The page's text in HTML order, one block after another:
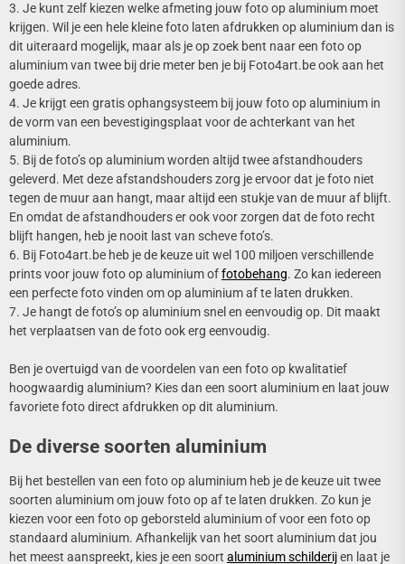
3. Je kunt zelf kiezen welke afmeting jouw foto op aluminium moet
krijgen. Wil je een hele kleine foto laten afdrukken op aluminium dan is
dit uiteraard mogelijk, maar als je op zoek bent naar een foto op
aluminium van twee bij drie meter ben je bij Foto4art.be ook aan het
goede adres.
4. Je krijgt een gratis ophangsysteem bij jouw foto op aluminium in
de vorm van een bevestigingsplaat voor de achterkant van het
aluminium.
5. Bij de foto’s op aluminium worden altijd twee afstandhouders
geleverd. Met deze afstandshouders zorg je ervoor dat je foto niet
tegen de muur aan hangt, maar altijd een stukje van de muur af blijft.
En omdat de afstandhouders er ook voor zorgen dat de foto recht
blijft hangen, heb je nooit last van scheve foto’s.
6. Bij Foto4art.be heb je de keuze uit wel 100 miljoen verschillende
prints voor jouw foto op aluminium offotobehang. Zo kan iedereen
een perfecte foto vinden om op aluminium af te laten drukken.
7. Je hangt de foto’s op aluminium snel en eenvoudig op. Dit maakt
het verplaatsen van de foto ook erg eenvoudig.
Ben je overtuigd van de voordelen van een foto op kwalitatief
hoogwaardig aluminium? Kies dan een soort aluminium en laat jouw
favoriete foto direct afdrukken op dit aluminium.
De diverse soorten aluminium
Bij het bestellen van een foto op aluminium heb je de keuze uit twee
soorten aluminium om jouw foto op af te laten drukken. Zo kun je
kiezen voor een foto op geborsteld aluminium of voor een foto op
standaard aluminium. Afhankelijk van het soort aluminium dat jou
het meest aanspreekt, kies je een soort aluminium schilderijen laat je